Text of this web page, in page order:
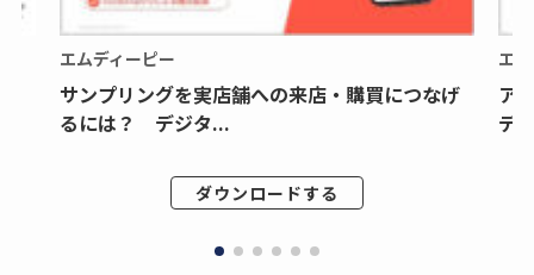
エムディーピー
サンプリングを実店舗への来店・購買につなげ
るには？ デジタ...
ダウンロードする
エ
ア
デ